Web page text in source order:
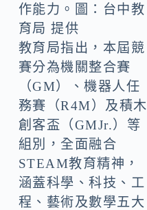
作能力。圖：台中教
育局 提供
教育局指出，本屆競
賽分為機關整合賽
（GM）、機器人任
務賽（R4M）及積木
創客盃（GMJr.）等
組別，全面融合
STEAM教育精神，
涵蓋科學、科技、工
程、藝術及數學五大